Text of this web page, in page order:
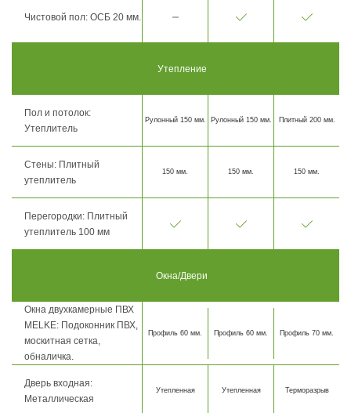
Чистовой пол: ОСБ 20 мм.
Утепление
Пол и потолок:
Утеплитель
Рулонный 150 мм. Рулонный 150 мм. Плитный 200 мм.
Стены: Плитный
утеплитель
150 мм. 150 мм. 150 мм.
Перегородки: Плитный
утеплитель 100 мм
Окна/Двери
Окна двухкамерные ПВХ
MELKE: Подоконник ПВХ,
москитная сетка,
обналичка.
Профиль 60 мм. Профиль 60 мм. Профиль 70 мм.
Дверь входная:
Металлическая
Утепленная Утепленная Терморазрыв